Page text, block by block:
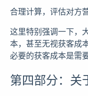
合理计算，评估对方
这里特别强调一下，
本，甚至无视获客成
必要的获客成本是需
第四部分：关